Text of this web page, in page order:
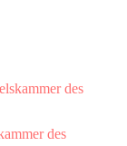
des
des